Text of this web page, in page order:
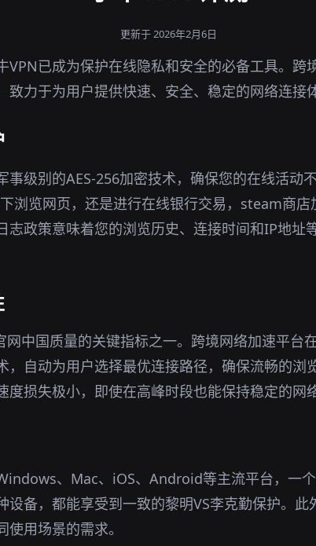
更新于 2026年2月6日
VPN已成为保护在线隐私和安全的必备工具。跨
致力于为用户提供快速、安全、稳定的网络连接
事级别的AES-256加密技术，确保您的在线活动
浏览网页，还是进行在线银行交易，steam商
志政策意味着您的浏览历史、连接时间和IP地址
中国质量的关键指标之一。跨境网络加速平台
，自动为用户选择最优连接路径，确保流畅的浏
度损失极小，即使在高峰时段也能保持稳定的网
、Mac、iOS、Android等主流平台，一
设备，都能享受到一致的黎明VS李克勤保护。
用场景的需求。